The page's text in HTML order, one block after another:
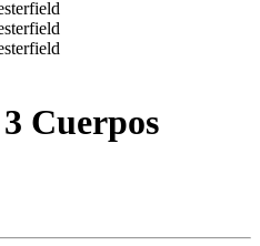
Cuerpos